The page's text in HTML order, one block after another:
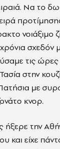
Να το
νοιάξιμο
σχεδόν
τις
στην
με
κνορ.
ήξερε την
και είχε